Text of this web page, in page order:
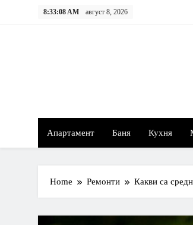
e
8:33:09 AM август 8, 2026
Апартамент Баня Кухня
Home Ремонти Какви са